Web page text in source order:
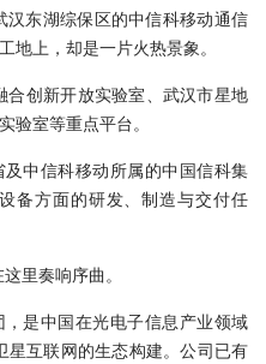
东湖综保区的中信科移动通信
地上，却是一片火热景象。
创新开放实验室、武汉市星地
验室等重点平台。
中信科移动所属的中国信科集
备方面的研发、制造与交付任
里奏响序曲。
是中国在光电子信息产业领域
星互联网的生态构建。公司已有